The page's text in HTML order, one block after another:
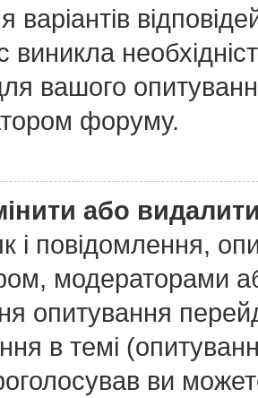
вашого
форуму.
або
і повідомлення,
модераторами
опитування
в темі
ви